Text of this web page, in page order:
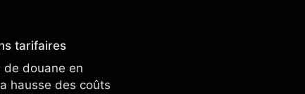
de cours
tarifaires
douane en
hausse des coûts